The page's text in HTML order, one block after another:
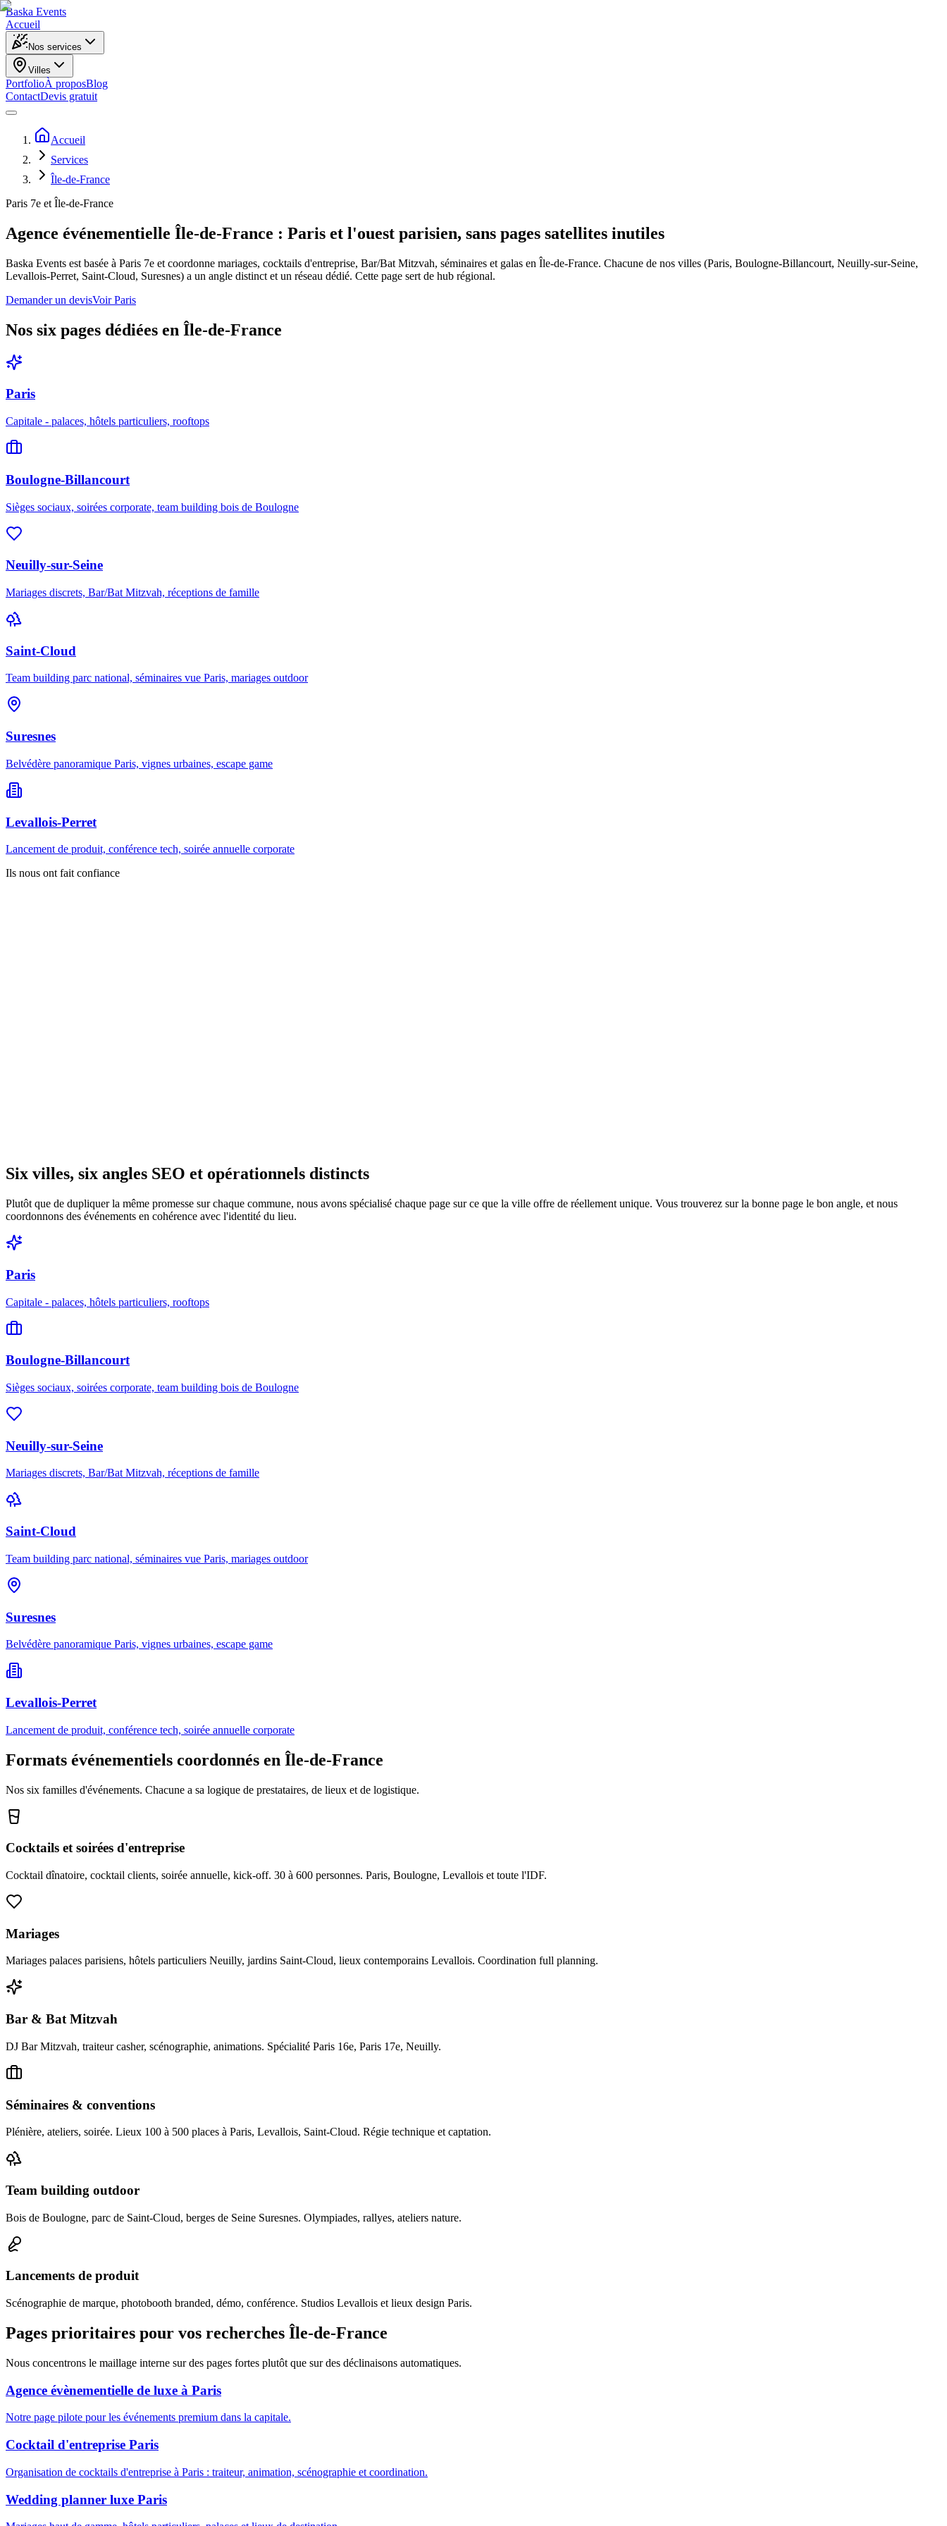
Baska Events
Accueil
Nos services
Villes
PortfolioÀ proposBlog
ContactDevis gratuit
Accueil
Services
Île-de-France
Paris 7e et Île-de-France
Agence événementielle Île-de-France : Paris et l'ouest parisien, sans pages satellites inutiles
Baska Events est basée à Paris 7e et coordonne mariages, cocktails d'entreprise, Bar/Bat Mitzvah, séminaires et galas en Île-de-France. Chacune de nos villes (Paris, Boulogne-Billancourt, Neuilly-sur-Seine,
Levallois-Perret, Saint-Cloud, Suresnes) a un angle distinct et un réseau dédié. Cette page sert de hub régional.
Demander un devisVoir Paris
Nos six pages dédiées en Île-de-France
Paris
Capitale - palaces, hôtels particuliers, rooftops
Boulogne-Billancourt
Sièges sociaux, soirées corporate, team building bois de Boulogne
Neuilly-sur-Seine
Mariages discrets, Bar/Bat Mitzvah, réceptions de famille
Saint-Cloud
Team building parc national, séminaires vue Paris, mariages outdoor
Suresnes
Belvédère panoramique Paris, vignes urbaines, escape game
Levallois-Perret
Lancement de produit, conférence tech, soirée annuelle corporate
Ils nous ont fait confiance
Six villes, six angles SEO et opérationnels distincts
Plutôt que de dupliquer la même promesse sur chaque commune, nous avons spécialisé chaque page sur ce que la ville offre de réellement unique. Vous trouverez sur la bonne page le bon angle, et nous
coordonnons des événements en cohérence avec l'identité du lieu.
Paris
Capitale - palaces, hôtels particuliers, rooftops
Boulogne-Billancourt
Sièges sociaux, soirées corporate, team building bois de Boulogne
Neuilly-sur-Seine
Mariages discrets, Bar/Bat Mitzvah, réceptions de famille
Saint-Cloud
Team building parc national, séminaires vue Paris, mariages outdoor
Suresnes
Belvédère panoramique Paris, vignes urbaines, escape game
Levallois-Perret
Lancement de produit, conférence tech, soirée annuelle corporate
Formats événementiels coordonnés en Île-de-France
Nos six familles d'événements. Chacune a sa logique de prestataires, de lieux et de logistique.
Cocktails et soirées d'entreprise
Cocktail dînatoire, cocktail clients, soirée annuelle, kick-off. 30 à 600 personnes. Paris, Boulogne, Levallois et toute l'IDF.
Mariages
Mariages palaces parisiens, hôtels particuliers Neuilly, jardins Saint-Cloud, lieux contemporains Levallois. Coordination full planning.
Bar & Bat Mitzvah
DJ Bar Mitzvah, traiteur casher, scénographie, animations. Spécialité Paris 16e, Paris 17e, Neuilly.
Séminaires & conventions
Plénière, ateliers, soirée. Lieux 100 à 500 places à Paris, Levallois, Saint-Cloud. Régie technique et captation.
Team building outdoor
Bois de Boulogne, parc de Saint-Cloud, berges de Seine Suresnes. Olympiades, rallyes, ateliers nature.
Lancements de produit
Scénographie de marque, photobooth branded, démo, conférence. Studios Levallois et lieux design Paris.
Pages prioritaires pour vos recherches Île-de-France
Nous concentrons le maillage interne sur des pages fortes plutôt que sur des déclinaisons automatiques.
Agence évènementielle de luxe à Paris
Notre page pilote pour les événements premium dans la capitale.
Cocktail d'entreprise Paris
Organisation de cocktails d'entreprise à Paris : traiteur, animation, scénographie et coordination.
Wedding planner luxe Paris